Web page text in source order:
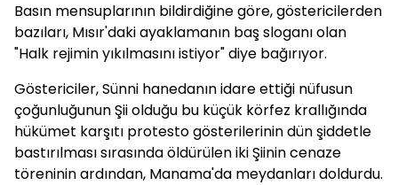
Basın mensuplarının bildirdiğine göre, göstericilerden
bazıları, Mısır'daki ayaklamanın baş sloganı olan
"Halk rejimin yıkılmasını istiyor" diye bağırıyor.
Göstericiler, Sünni hanedanın idare ettiği nüfusun
çoğunluğunun Şii olduğu bu küçük körfez krallığında
hükümet karşıtı protesto gösterilerinin dün şiddetle
bastırılması sırasında öldürülen iki Şiinin cenaze
töreninin ardından, Manama'da meydanları doldurdu.